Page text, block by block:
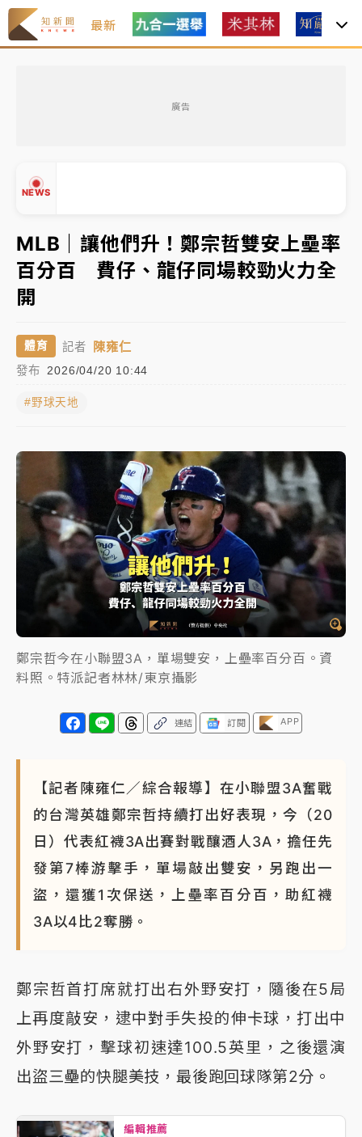
最新
廣告
NEWS
中信慈善基金會想增加董事人數！辜仲諒向法院聲請遭
駁 理由曝光
故宮《龍藏經》特展第2檔！今線上預約開賣一度塞車
周六起展出延長至晚上7時
台東農業處長涉圖利渡假村！東檢抗告成功 今重開羈
押庭
父親節泡湯了！中颱白海豚雨彈轟3天 「紅到發紫」降
雨熱區曝
女律師陳昱瑄詐慈濟10億！黃金158kg遭查扣畫面曝光
旅局回應了
中信慈善基金會想增加董事人數！辜仲諒向法院聲請遭
駁 理由曝光
故宮《龍藏經》特展第2檔！今線上預約開賣一度塞車
周六起展出延長至晚上7時
台東農業處長涉圖利渡假村！東檢抗告成功 今重開羈
押庭
雨熱區曝
▼
MLB｜讓他們升！鄭宗哲雙安上壘率
百分百 費仔、龍仔同場較勁火力全
開
體育 記者 陳雍仁
發布 2026/04/20 10:44
#野球天地
鄭宗哲今在小聯盟3A，單場雙安，上壘率百分百。資
料照。特派記者林林/東京攝影
連結 訂閱 APP
【記者陳雍仁／綜合報導】在小聯盟3A奮戰
的台灣英雄鄭宗哲持續打出好表現，今（20
日）代表紅襪3A出賽對戰釀酒人3A，擔任先
發第7棒游擊手，單場敲出雙安，另跑出一
盜，還獲1次保送，上壘率百分百，助紅襪
3A以4比2奪勝。
鄭宗哲首打席就打出右外野安打，隨後在5局
上再度敲安，逮中對手失投的伸卡球，打出中
外野安打，擊球初速達100.5英里，之後還演
出盜三壘的快腿美技，最後跑回球隊第2分。
編輯推薦